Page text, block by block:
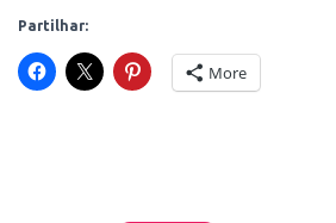
Partilhar:
More